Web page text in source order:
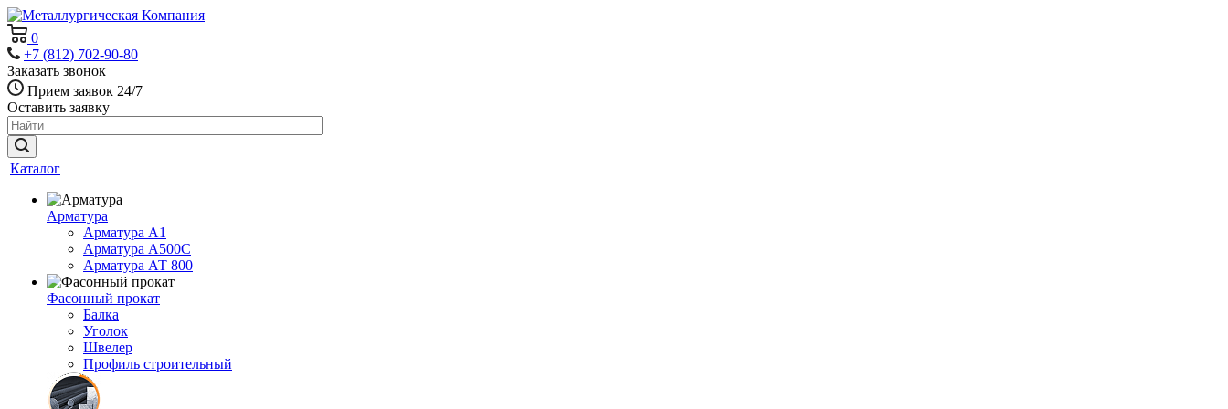
0
+7 (812) 702-90-80
Заказать звонок
Прием заявок 24/7
Оставить заявку
Каталог
Арматура
Арматура А1
Арматура А500С
Арматура АТ 800
Фасонный прокат
Балка
Уголок
Швелер
Профиль строительный